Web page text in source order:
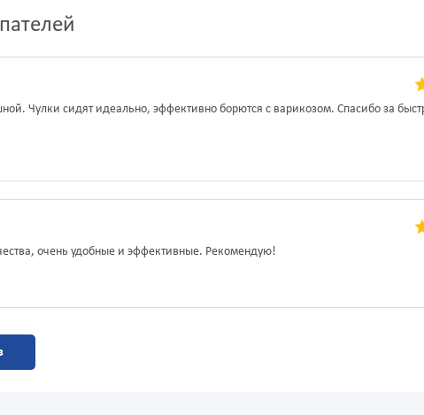
Чулки сидят идеально, эффективно борются с варикозом. Спасибо за
очень удобные и эффективные. Рекомендую!